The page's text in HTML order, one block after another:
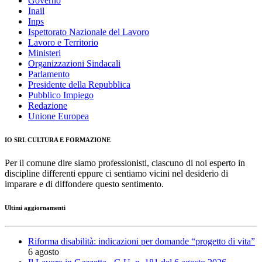
Inail
Inps
Ispettorato Nazionale del Lavoro
Lavoro e Territorio
Ministeri
Organizzazioni Sindacali
Parlamento
Presidente della Repubblica
Pubblico Impiego
Redazione
Unione Europea
IO SRL CULTURA E FORMAZIONE
Per il comune dire siamo professionisti, ciascuno di noi esperto in
discipline differenti eppure ci sentiamo vicini nel desiderio di
imparare e di diffondere questo sentimento.
Ultimi aggiornamenti
Riforma disabilità: indicazioni per domande “progetto di vita”
6 agosto